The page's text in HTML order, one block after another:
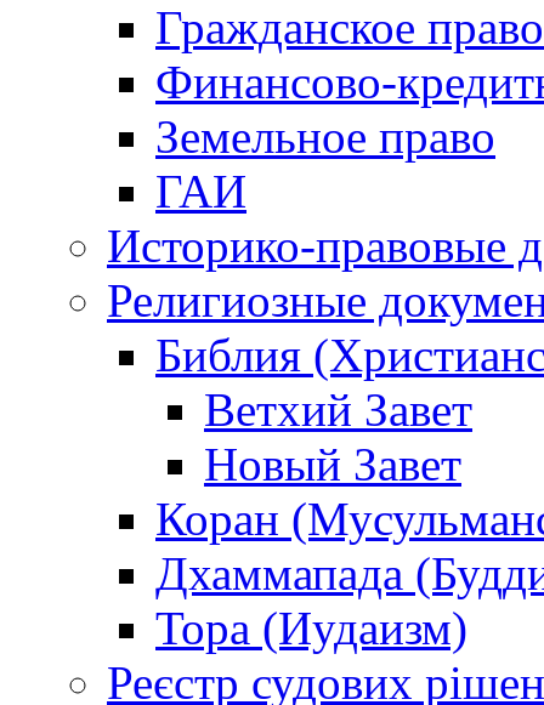
Гражданское право
Финансово-
Земельное право
ГАИ
Историко-правовые
Религиозные
Библия
Ветхий Завет
Новый Завет
Коран
Дхаммапада
Тора (Иудаизм)
Реєстр судових